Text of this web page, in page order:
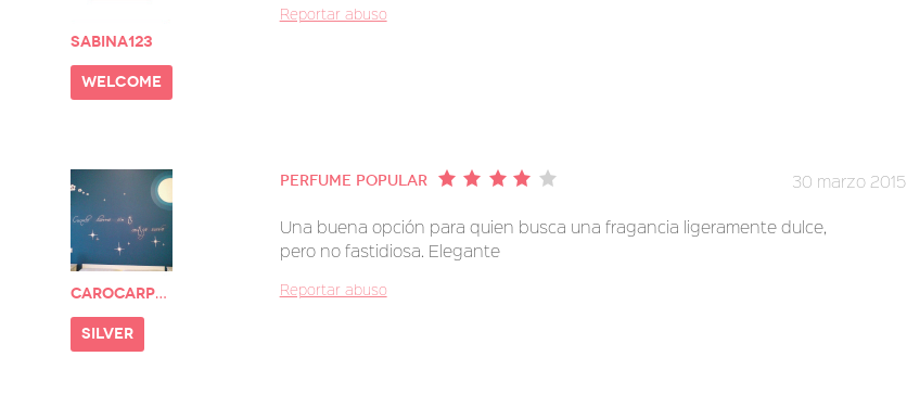
Sabina123
welcome
Reportar abuso
carocarp07
silver
Perfume Popular
30 marzo 2015
Una buena opción para quien busca una fragancia ligeramente dulce,
pero no fastidiosa. Elegante
Reportar abuso